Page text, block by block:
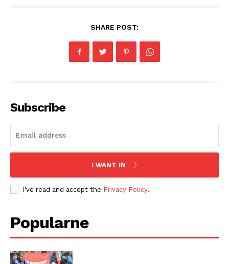
SHARE POST:
Subscribe
I WANT IN
I've read and accept the Privacy Policy.
Popularne